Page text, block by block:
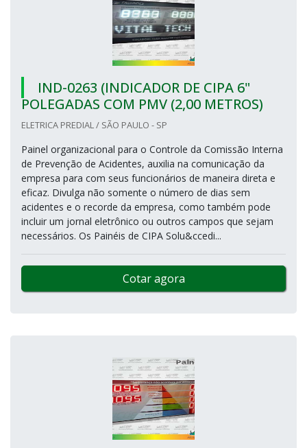
IND-0263 (INDICADOR DE CIPA 6"
POLEGADAS COM PMV (2,00 METROS)
ELETRICA PREDIAL / SÃO PAULO - SP
Painel organizacional para o Controle da Comissão Interna
de Prevenção de Acidentes, auxilia na comunicação da
empresa para com seus funcionários de maneira direta e
eficaz. Divulga não somente o número de dias sem
acidentes e o recorde da empresa, como também pode
incluir um jornal eletrônico ou outros campos que sejam
necessários. Os Painéis de CIPA Solu&ccedi...
Cotar agora